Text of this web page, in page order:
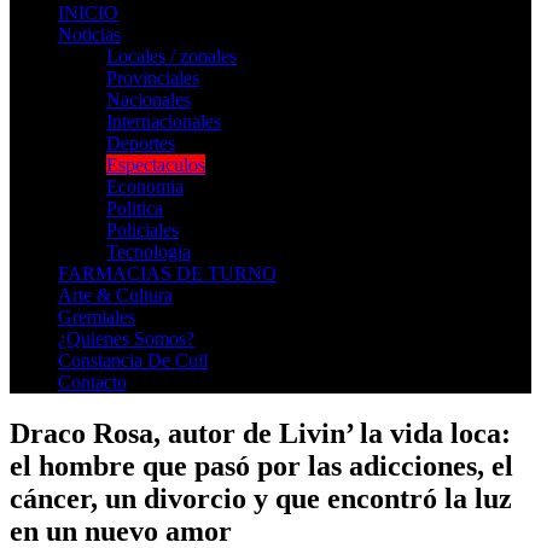
INICIO
Noticias
Locales / zonales
Provinciales
Nacionales
Internacionales
Deportes
Espectaculos
Economia
Politica
Policiales
Tecnologia
FARMACIAS DE TURNO
Arte & Cultura
Gremiales
¿Quienes Somos?
Constancia De Cuil
Contacto
Draco Rosa, autor de Livin’ la vida loca:
el hombre que pasó por las adicciones, el
cáncer, un divorcio y que encontró la luz
en un nuevo amor